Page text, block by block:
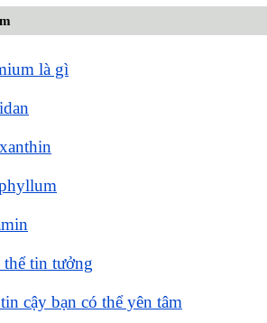
là gì
thể tin tưởng
cậy bạn có thể yên tâm